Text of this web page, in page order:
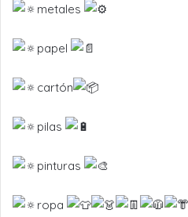
metales
papel
cartón
pilas
pinturas
ropa